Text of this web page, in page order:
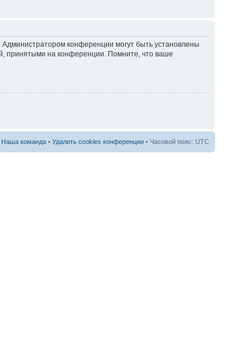
конференции могут быть установлены
принятыми на конференции. Помните, что ваше
Наша команда • Удалить cookies конференции • Часовой пояс: UTC